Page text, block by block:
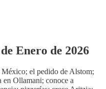
Enero de 2026
el pedido de Alstom;
en Ollamani; conoce a